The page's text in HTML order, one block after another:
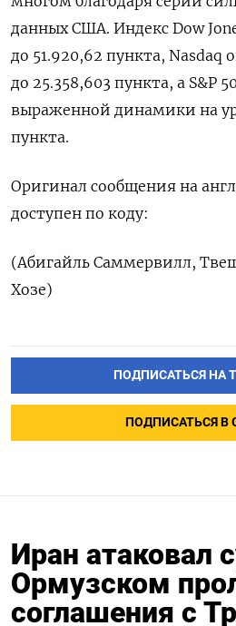
данных США. Индекс ‌Dow
до ​51.920,62 ​пункта, Nasdaq
до 25.358,603 пункта, а S&P
выраженной динамики на
пункта.
Оригинал ⁠сообщения на
‌доступен по ‌коду:
(Абигайль Саммервилл,
Хозе)
ПОДПИСАТЬСЯ НА
ПОДПИСАТЬСЯ В
Иран атаковал
Ормузском
соглашения с